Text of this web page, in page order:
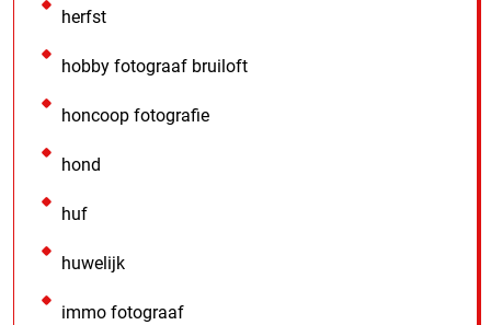
herfst
hobby fotograaf bruiloft
honcoop fotografie
hond
huf
huwelijk
immo fotograaf